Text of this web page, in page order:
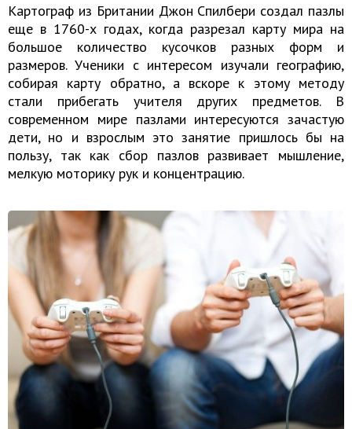
Картограф из Британии Джон Спилбери создал пазлы
еще в 1760-х годах, когда разрезал карту мира на
большое количество кусочков разных форм и
размеров. Ученики с интересом изучали географию,
собирая карту обратно, а вскоре к этому методу
стали прибегать учителя других предметов. В
современном мире пазлами интересуются зачастую
дети, но и взрослым это занятие пришлось бы на
пользу, так как сбор пазлов развивает мышление,
мелкую моторику рук и концентрацию.